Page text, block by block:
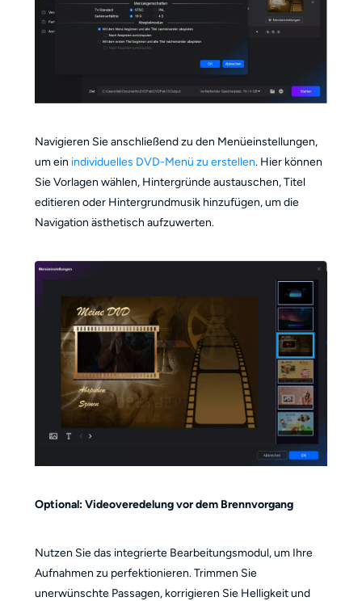
Navigieren Sie anschließend zu den Menüeinstellungen,
um ein individuelles DVD-Menü zu erstellen. Hier können
Sie Vorlagen wählen, Hintergründe austauschen, Titel
editieren oder Hintergrundmusik hinzufügen, um die
Navigation ästhetisch aufzuwerten.
Optional: Videoveredelung vor dem Brennvorgang
Nutzen Sie das integrierte Bearbeitungsmodul, um Ihre
Aufnahmen zu perfektionieren. Trimmen Sie
unerwünschte Passagen, korrigieren Sie Helligkeit und